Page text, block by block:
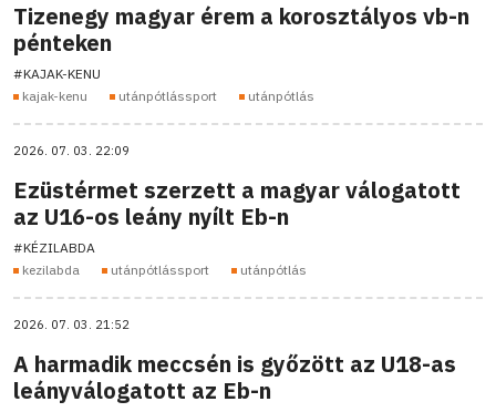
Tizenegy magyar érem a korosztályos vb-n
pénteken
#KAJAK-KENU
kajak-kenu
utánpótlássport utánpótlás
2026. 07. 03. 22:09
Ezüstérmet szerzett a magyar válogatott
az U16-os leány nyílt Eb-n
#KÉZILABDA
kezilabda
utánpótlássport utánpótlás
2026. 07. 03. 21:52
A harmadik meccsén is győzött az U18-as
leányválogatott az Eb-n